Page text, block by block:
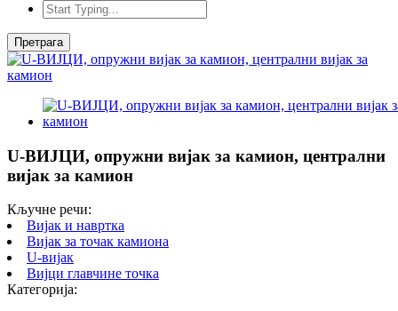
Претрага
U-ВИЈЦИ, опружни вијак за камион, централни
вијак за камион
Кључне речи:
Вијак и навртка
Вијак за точак камиона
U-вијак
Вијци главчине точка
Категорија: